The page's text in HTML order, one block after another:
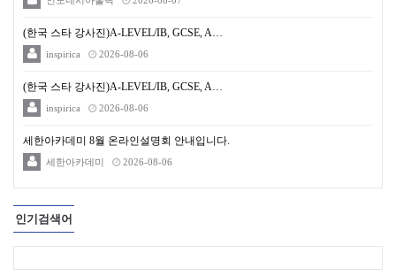
(한국 스타 강사진)A-LEVEL/IB, GCSE, A…
inspirica 2026-08-06
(한국 스타 강사진)A-LEVEL/IB, GCSE, A…
inspirica 2026-08-06
세한아카데미 8월 온라인설명회 안내입니다.
세한아카데미 2026-08-06
인기검색어